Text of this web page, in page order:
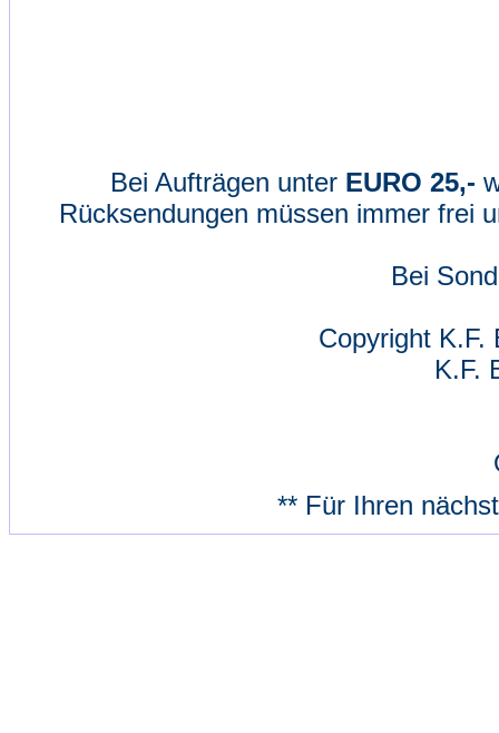
Bei Aufträgen unter EURO 25,-
Rücksendungen müssen immer frei
Bei
Copyright
K.F.
** Für Ihren